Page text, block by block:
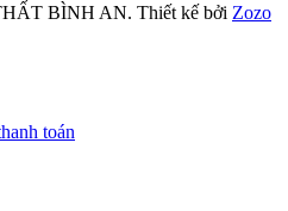
BÌNH AN. Thiết kế bởi Zozo
toán